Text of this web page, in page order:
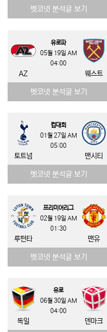
벳코넷 분석글 보기
AZ
유로파
05월 19일 AM
04:00
웨스트
벳코넷 분석글 보기
토트넘
컵대회
01월 27일 AM
05:00
맨시티
벳코넷 분석글 보기
루턴타
프리미어리그
02월 19일 AM
01:30
맨유
벳코넷 분석글 보기
독일
유로
06월 30일 AM
04:00
덴마크